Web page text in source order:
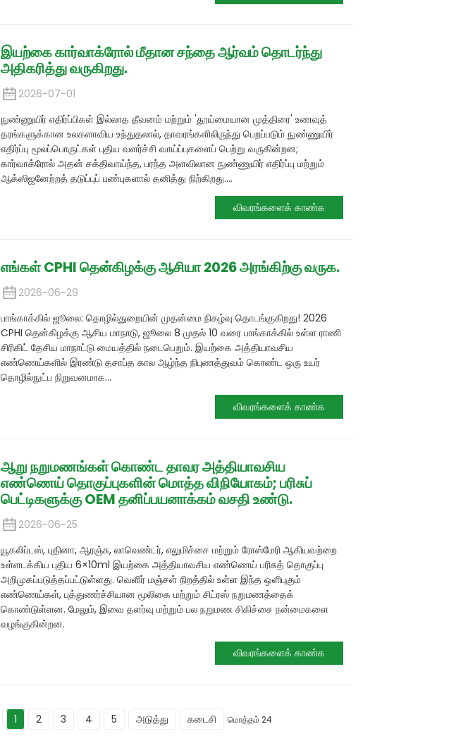
இயற்கை கார்வாக்ரோல் மீதான சந்தை ஆர்வம் தொடர்ந்து
அதிகரித்து வருகிறது.
2026-07-01
நுண்ணுயிர் எதிர்ப்பிகள் இல்லாத தீவனம் மற்றும் 'தூய்மையான முத்திரை' உணவுத்
தரங்களுக்கான உலகளாவிய உந்துதலால், தாவரங்களிலிருந்து பெறப்படும் நுண்ணுயிர்
எதிர்ப்பு மூலப்பொருட்கள் புதிய வளர்ச்சி வாய்ப்புகளைப் பெற்று வருகின்றன;
கார்வாக்ரோல் அதன் சக்திவாய்ந்த, பரந்த அளவிலான நுண்ணுயிர் எதிர்ப்பு மற்றும்
ஆக்ஸிஜனேற்றத் தடுப்புப் பண்புகளால் தனித்து நிற்கிறது....
விவரங்களைக் காண்க
எங்கள் CPHI தென்கிழக்கு ஆசியா 2026 அரங்கிற்கு வருக.
2026-06-29
பாங்காக்கில் ஜூலை: தொழில்துறையின் முதன்மை நிகழ்வு தொடங்குகிறது! 2026
CPHI தென்கிழக்கு ஆசிய மாநாடு, ஜூலை 8 முதல் 10 வரை பாங்காக்கில் உள்ள ராணி
சிரிகிட் தேசிய மாநாட்டு மையத்தில் நடைபெறும். இயற்கை அத்தியாவசிய
எண்ணெய்களில் இரண்டு தசாப்த கால ஆழ்ந்த நிபுணத்துவம் கொண்ட ஒரு உயர்
தொழில்நுட்ப நிறுவனமாக...
விவரங்களைக் காண்க
ஆறு நறுமணங்கள் கொண்ட தாவர அத்தியாவசிய
எண்ணெய் தொகுப்புகளின் மொத்த விநியோகம்; பரிசுப்
பெட்டிகளுக்கு OEM தனிப்பயனாக்கம் வசதி உண்டு.
2026-06-25
யூகலிப்டஸ், புதினா, ஆரஞ்சு, லாவெண்டர், எலுமிச்சை மற்றும் ரோஸ்மேரி ஆகியவற்றை
உள்ளடக்கிய புதிய 6×10ml இயற்கை அத்தியாவசிய எண்ணெய் பரிசுத் தொகுப்பு
அறிமுகப்படுத்தப்பட்டுள்ளது. வெளிர் மஞ்சள் நிறத்தில் உள்ள இந்த ஒளிபுகும்
எண்ணெய்கள், புத்துணர்ச்சியான மூலிகை மற்றும் சிட்ரஸ் நறுமணத்தைக்
கொண்டுள்ளன. மேலும், இவை தளர்வு மற்றும் பல நறுமண சிகிச்சை நன்மைகளை
வழங்குகின்றன.
விவரங்களைக் காண்க
1 2 3 4 5 அடுத்து கடைசி மொத்தம் 24